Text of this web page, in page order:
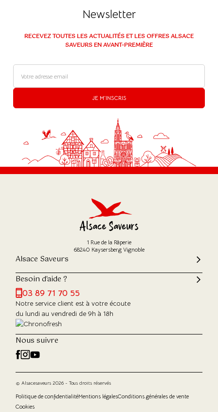
Newsletter
RECEVEZ TOUTES LES ACTUALITÉS ET LES OFFRES ALSACE
SAVEURS EN AVANT-PREMIÈRE
JE M'INSCRIS
1 Rue de la Râperie
68240 Kaysersberg Vignoble
Alsace Saveurs
Besoin d'aide ?
03 89 71 70 55
Notre service client est à votre écoute
du lundi au vendredi de 9h à 18h
Nous suivre
© Alsacesaveurs 2026 - Tous droits réservés
Politique de confidentialitéMentions légalesConditions générales de vente
Cookies